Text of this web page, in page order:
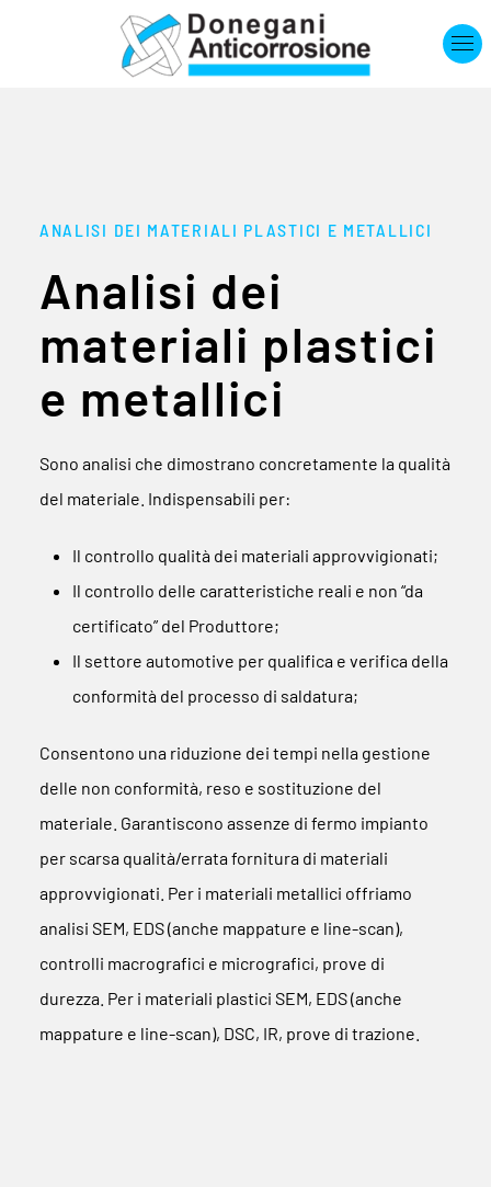
Skip to main content
ANALISI DEI MATERIALI PLASTICI E METALLICI
Analisi dei
materiali plastici
e metallici
Sono analisi che dimostrano concretamente la qualità
del materiale. Indispensabili per:
Il controllo qualità dei materiali approvvigionati;
Il controllo delle caratteristiche reali e non “da
certificato” del Produttore;
Il settore automotive per qualifica e verifica della
conformità del processo di saldatura;
Consentono una riduzione dei tempi nella gestione
delle non conformità, reso e sostituzione del
materiale. Garantiscono assenze di fermo impianto
per scarsa qualità/errata fornitura di materiali
approvvigionati. Per i materiali metallici offriamo
analisi SEM, EDS (anche mappature e line-scan),
controlli macrografici e micrografici, prove di
durezza. Per i materiali plastici SEM, EDS (anche
mappature e line-scan), DSC, IR, prove di trazione.